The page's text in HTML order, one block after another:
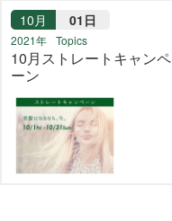
10月 01日
2021年 Topics
10月ストレートキャンペ
ーン